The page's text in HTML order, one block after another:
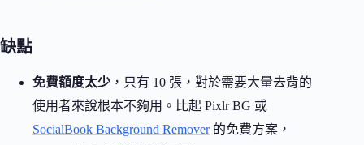
缺點
免費額度太少 ，只有 10 張，對於需要大量去背的
使用者來說根本不夠用。比起 Pixlr BG 或
SocialBook Background Remover的免費方案，